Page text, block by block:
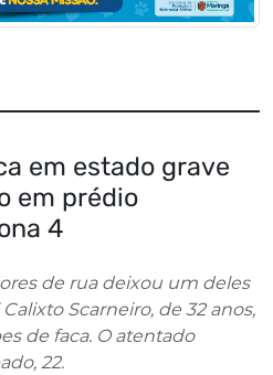
em estado grave
em prédio
4
de rua deixou um deles
Scarneiro, de 32 anos,
de faca. O atentado
22.